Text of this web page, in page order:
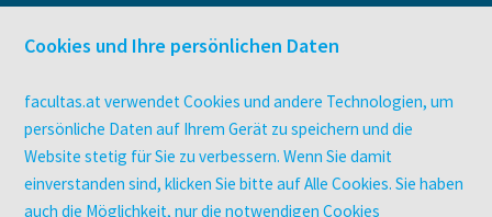
Druckerei facultas druckt.
Zeitschriften
Digitale Angebote
UNTERNEHMEN
Cookies und Ihre persönlichen Daten
facultas.at verwendet Cookies und andere Technologien, um
persönliche Daten auf Ihrem Gerät zu speichern und die
Website stetig für Sie zu verbessern. Wenn Sie damit
einverstanden sind, klicken Sie bitte auf Alle Cookies. Sie haben
auch die Möglichkeit, nur die notwendigen Cookies